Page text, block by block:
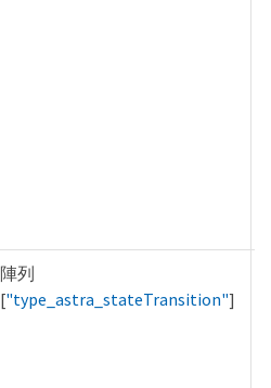
陣列
["type_astra_stateTransition"]